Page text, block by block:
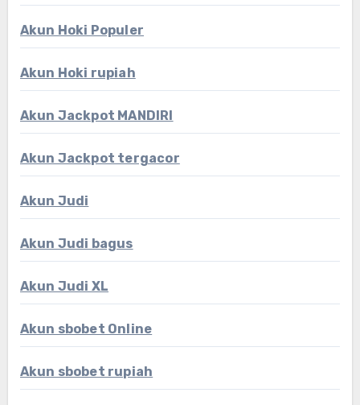
Akun Hoki Populer
Akun Hoki rupiah
Akun Jackpot MANDIRI
Akun Jackpot tergacor
Akun Judi
Akun Judi bagus
Akun Judi XL
Akun sbobet Online
Akun sbobet rupiah